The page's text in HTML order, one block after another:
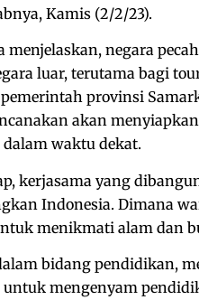
Kamis (2/2/23).
menjelaskan, negara
luar, terutama bagi
provinsi
akan
waktu dekat.
kerjasama yang
Indonesia. Dimana
menikmati alam dan
bidang pendidikan,
untuk mengenyam